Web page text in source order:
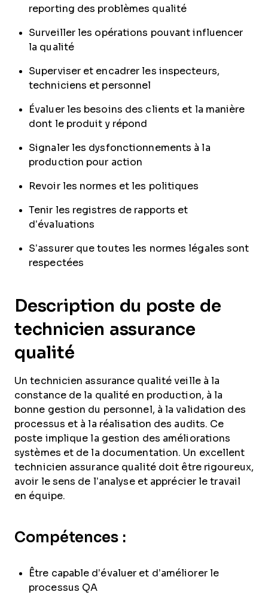
reporting des problèmes qualité
Surveiller les opérations pouvant influencer
la qualité
Superviser et encadrer les inspecteurs,
techniciens et personnel
Évaluer les besoins des clients et la manière
dont le produit y répond
Signaler les dysfonctionnements à la
production pour action
Revoir les normes et les politiques
Tenir les registres de rapports et
d’évaluations
S’assurer que toutes les normes légales sont
respectées
Description du poste de
technicien assurance
qualité
Un technicien assurance qualité veille à la
constance de la qualité en production, à la
bonne gestion du personnel, à la validation des
processus et à la réalisation des audits. Ce
poste implique la gestion des améliorations
systèmes et de la documentation. Un excellent
technicien assurance qualité doit être rigoureux,
avoir le sens de l’analyse et apprécier le travail
en équipe.
Compétences :
Être capable d’évaluer et d’améliorer le
processus QA